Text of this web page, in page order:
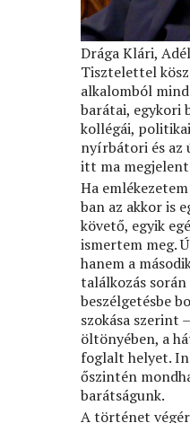
Drága Klári,
Tisztelettel
alkalomból
barátai, egykori
kollégái,
nyírbátori és az
itt ma
Ha
ban az akkor is
követő, egyik
ismertem meg.
hanem a
találkozás
beszélgetésbe
szokása szerint
öltönyében, a
foglalt helyet.
őszintén
barátságunk.
A történet